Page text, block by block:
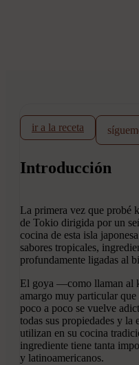
Introducción
ir a la receta
La primera vez que probé
de Tokio dirigida por un
cocina de esta isla
sabores tropicales,
profundamente ligadas al
El goya —como llaman al
amargo muy particular
poco a poco se vuelve
todas sus propiedades y la
utilizan en su cocina
ingrediente tiene tanta
y latinoamericanos.